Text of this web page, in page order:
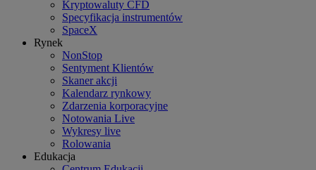
Kryptowaluty CFD
Specyfikacja instrumentów
SpaceX
Rynek
NonStop
Sentyment Klientów
Skaner akcji
Kalendarz rynkowy
Zdarzenia korporacyjne
Notowania Live
Wykresy live
Rolowania
Edukacja